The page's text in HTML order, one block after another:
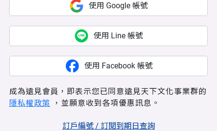
使用 Google 帳號
使用 Line 帳號
使用 Facebook 帳號
成為遠見會員，即表示您已同意遠見天下文化事業群的
隱私權政策 ，並願意收到各項優惠訊息。
訂戶編號 / 訂閱到期日查詢